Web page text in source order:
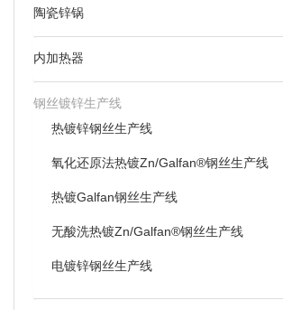
陶瓷锌锅
内加热器
钢丝镀锌生产线
热镀锌钢丝生产线
氧化还原法热镀Zn/Galfan®钢丝生产线
热镀Galfan钢丝生产线
无酸洗热镀Zn/Galfan®钢丝生产线
电镀锌钢丝生产线